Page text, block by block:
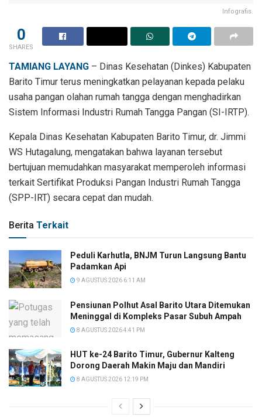
Infografis.
0
SHARES
TAMIANG LAYANG – Dinas Kesehatan (Dinkes) Kabupaten
Barito Timur terus meningkatkan pelayanan kepada pelaku
usaha pangan olahan rumah tangga dengan menghadirkan
Sistem Informasi Industri Rumah Tangga Pangan (SI-IRTP).
Kepala Dinas Kesehatan Kabupaten Barito Timur, dr. Jimmi
WS Hutagalung, mengatakan bahwa layanan tersebut
bertujuan memudahkan masyarakat memperoleh informasi
terkait Sertifikat Produksi Pangan Industri Rumah Tangga
(SPP-IRT) secara cepat dan mudah.
Berita Terkait
Peduli Karhutla, BNJM Turun Langsung Bantu
Padamkan Api
9 AGUSTUS 2026 6:11 AM
Pensiunan Polhut Asal Barito Utara Ditemukan
Meninggal di Kompleks Pasar Subuh Ampah
8 AGUSTUS 2026 4:41 PM
HUT ke-24 Barito Timur, Gubernur Kalteng
Dorong Daerah Makin Maju dan Mandiri
8 AGUSTUS 2026 12:19 PM